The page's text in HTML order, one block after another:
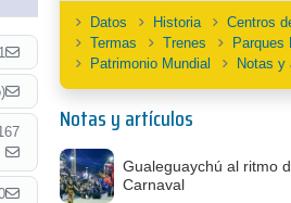
Datos Historia
Centros
Termas
Trenes
Parques
Patrimonio Mundial
Notas y
Notas y artículos
Gualeguaychú al ritmo
Carnaval